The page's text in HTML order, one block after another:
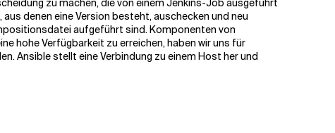
zu machen, die von einem Jenkins-Job ausgeführt
denen eine Version besteht, auschecken und neu
aufgeführt sind. Komponenten von
hohe Verfügbarkeit zu erreichen, haben wir uns für
Ansible stellt eine Verbindung zu einem Host her und